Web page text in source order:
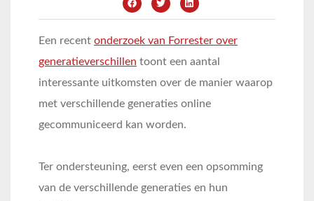
Een recent onderzoek van Forrester over
generatieverschillen toont een aantal
interessante uitkomsten over de manier waarop
met verschillende generaties online
gecommuniceerd kan worden.
Ter ondersteuning, eerst even een opsomming
van de verschillende generaties en hun